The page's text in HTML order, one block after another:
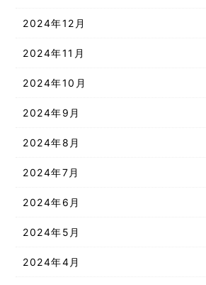
2024年12月
2024年11月
2024年10月
2024年9月
2024年8月
2024年7月
2024年6月
2024年5月
2024年4月